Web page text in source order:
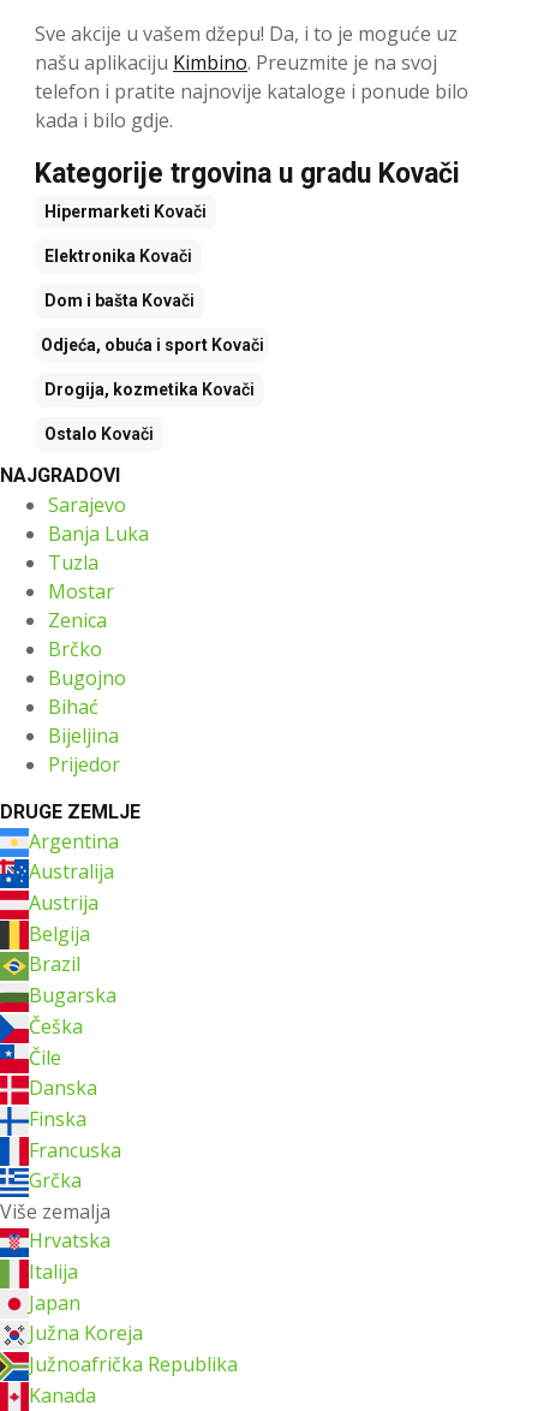
Sve akcije u vašem džepu! Da, i to je moguće uz
našu aplikaciju Kimbino. Preuzmite je na svoj
telefon i pratite najnovije kataloge i ponude bilo
kada i bilo gdje.
Kategorije trgovina u gradu Kovači
Hipermarketi Kovači
Elektronika Kovači
Dom i bašta Kovači
Odjeća, obuća i sportKovači
Drogija, kozmetika Kovači
Ostalo Kovači
NAJGRADOVI
Sarajevo
Banja Luka
Tuzla
Mostar
Zenica
Brčko
Bugojno
Bihać
Bijeljina
Prijedor
DRUGE ZEMLJE
Argentina
Australija
Austrija
Belgija
Brazil
Bugarska
Češka
Čile
Danska
Finska
Francuska
Grčka
Više zemalja
Hrvatska
Italija
Japan
Južna Koreja
Južnoafrička Republika
Kanada